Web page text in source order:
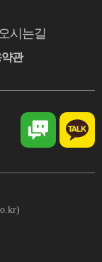
시는길
관